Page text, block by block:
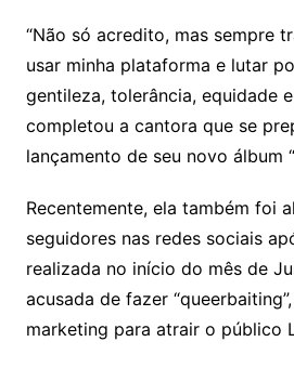
“Não só acredito, mas sempre
usar minha plataforma e lutar
gentileza, tolerância, equidade e
completou a cantora que se
lançamento de seu novo álbum
Recentemente, ela também foi
seguidores nas redes sociais
realizada no início do mês de
acusada de fazer
marketing para atrair o público